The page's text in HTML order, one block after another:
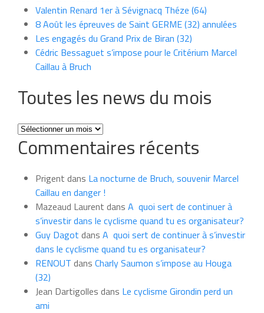
Valentin Renard 1er à Sévignacq Théze (64)
8 Août les épreuves de Saint GERME (32) annulées
Les engagés du Grand Prix de Biran (32)
Cédric Bessaguet s’impose pour le Critérium Marcel
Caillau à Bruch
Toutes les news du mois
Toutes
les
news
mois
Commentaires récents
Prigent dans La nocturne de Bruch, souvenir Marcel
Caillau en danger !
Mazeaud Laurent dans A quoi sert de continuer à
s’investir dans le cyclisme quand tu es organisateur?
Guy Dagot dans A quoi sert de continuer à s’investir
dans le cyclisme quand tu es organisateur?
RENOUT dans Charly Saumon s’impose au Houga
(32)
Jean Dartigolles dans Le cyclisme Girondin perd un
ami